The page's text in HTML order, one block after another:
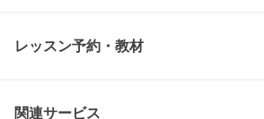
レッスン予約・教材
関連サービス